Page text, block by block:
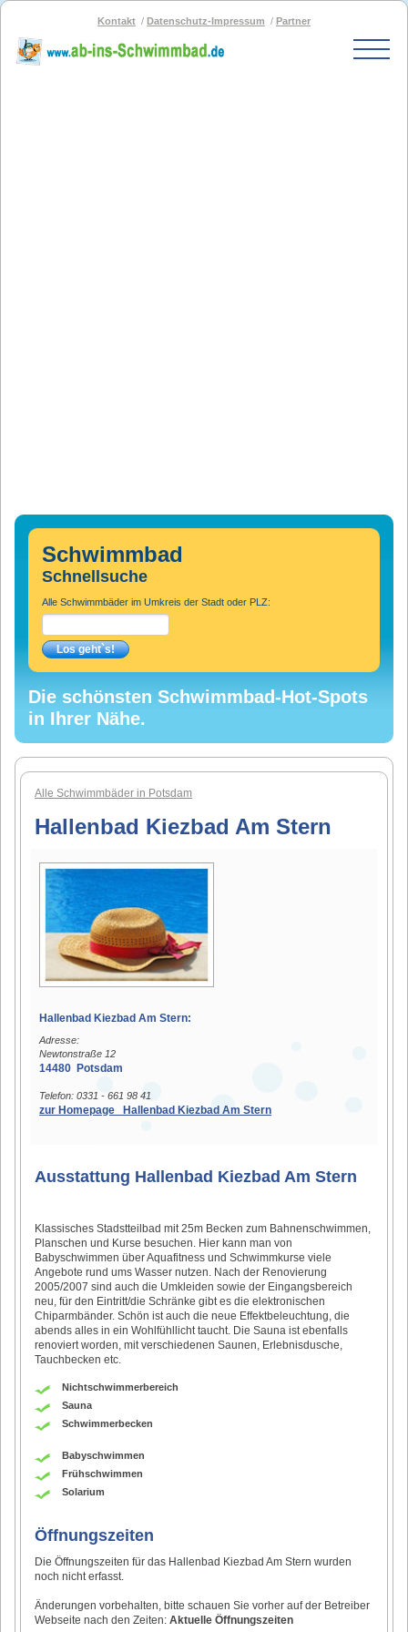
Kontakt Datenschutz-Impressum Partner
Schwimmbad
Schnellsuche
Alle Schwimmbäder im Umkreis der Stadt oder PLZ:
Die schönsten Schwimmbad-Hot-Spots
in Ihrer Nähe.
Alle Schwimmbäder in Potsdam
Hallenbad Kiezbad Am Stern
Hallenbad Kiezbad Am Stern:
Adresse:
Newtonstraße 12
14480 Potsdam
Telefon: 0331 - 661 98 41
zur Homepage Hallenbad Kiezbad Am Stern
Ausstattung Hallenbad Kiezbad Am Stern
Klassisches Stadstteilbad mit 25m Becken zum Bahnenschwimmen,
Planschen und Kurse besuchen. Hier kann man von
Babyschwimmen über Aquafitness und Schwimmkurse viele
Angebote rund ums Wasser nutzen. Nach der Renovierung
2005/2007 sind auch die Umkleiden sowie der Eingangsbereich
neu, für den Eintritt/die Schränke gibt es die elektronischen
Chiparmbänder. Schön ist auch die neue Effektbeleuchtung, die
abends alles in ein Wohlfühllicht taucht. Die Sauna ist ebenfalls
renoviert worden, mit verschiedenen Saunen, Erlebnisdusche,
Tauchbecken etc.
Nichtschwimmerbereich
Sauna
Schwimmerbecken
Babyschwimmen
Frühschwimmen
Solarium
Öffnungszeiten
Die Öffnungszeiten für das Hallenbad Kiezbad Am Stern wurden
noch nicht erfasst.
Änderungen vorbehalten, bitte schauen Sie vorher auf der Betreiber
Webseite nach den Zeiten:Aktuelle Öffnungszeiten